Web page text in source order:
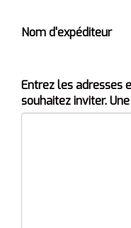
Nom d'expéditeur
Entrez les adresses
souhaitez inviter.